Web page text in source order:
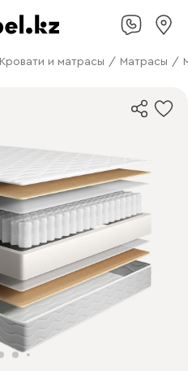
Кровати и матрасы / Матрасы /